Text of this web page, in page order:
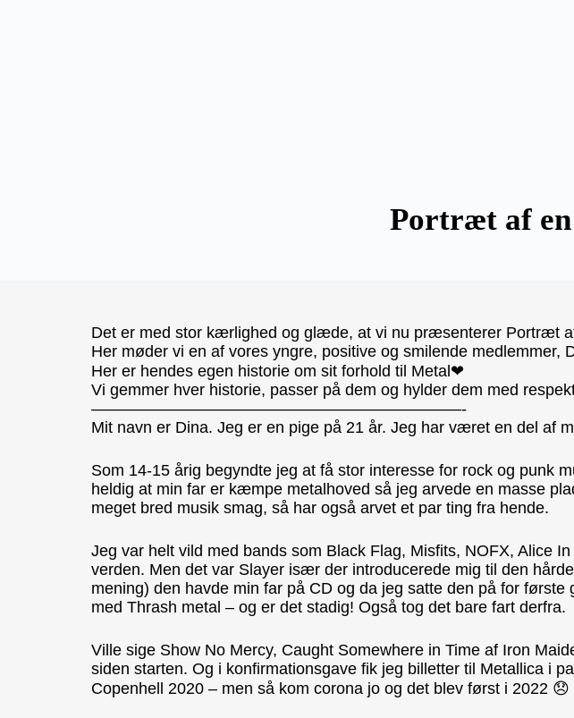
Portræt af
Det er med stor kærlighed og glæde, at vi nu præsenterer Portræt
Her møder vi en af vores yngre, positive og smilende medlemmer,
Her er hendes egen historie om sit forhold til Metal❤
Vi gemmer hver historie, passer på dem og hylder dem med
———————————————————————-
Mit navn er Dina. Jeg er en pige på 21 år. Jeg har været en del af
Som 14-15 årig begyndte jeg at få stor interesse for rock og punk
heldig at min far er kæmpe metalhoved så jeg arvede en masse
meget bred musik smag, så har også arvet et par ting fra hende.
Jeg var helt vild med bands som Black Flag, Misfits, NOFX, Alice
verden. Men det var Slayer især der introducerede mig til den
mening) den havde min far på CD og da jeg satte den på for
med Thrash metal – og er det stadig! Også tog det bare fart derfra.
Ville sige Show No Mercy, Caught Somewhere in Time af Iron
siden starten. Og i konfirmationsgave fik jeg billetter til Metallica i
Copenhell 2020 – men så kom corona jo og det blev først i 2022 😞